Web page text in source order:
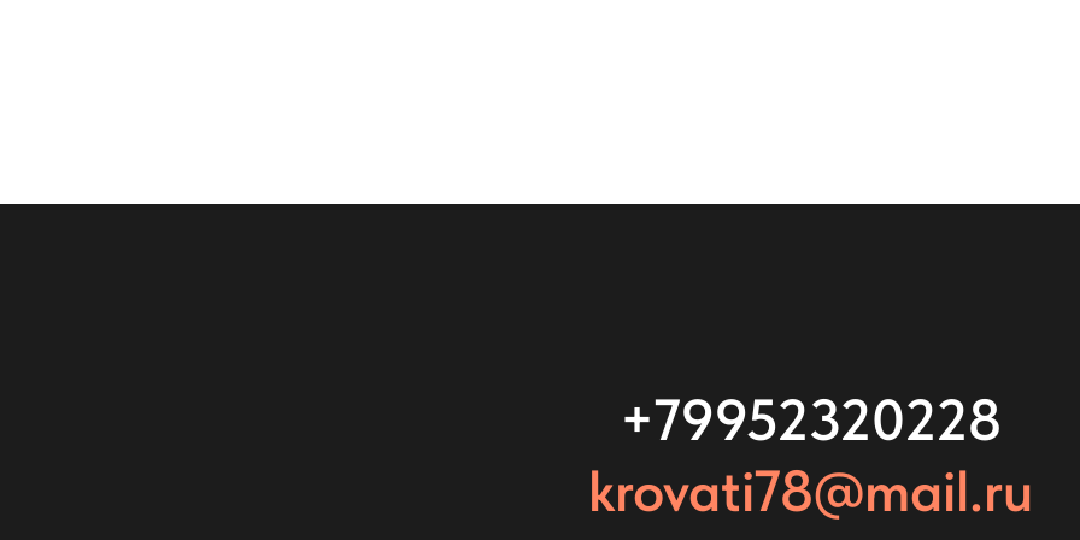
+79952320228
krovati78@mail.ru